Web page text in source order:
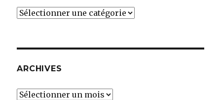
Catégories
ARCHIVES
Archives